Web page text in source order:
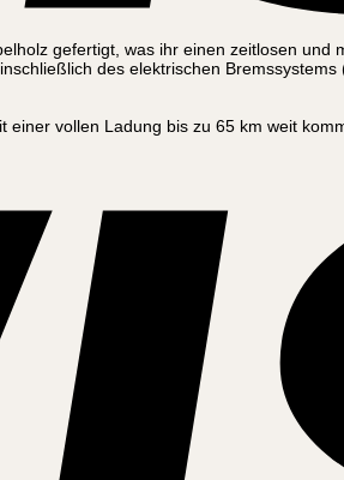
gefertigt, was ihr einen zeitlosen
des elektrischen
vollen Ladung bis zu 65 km weit